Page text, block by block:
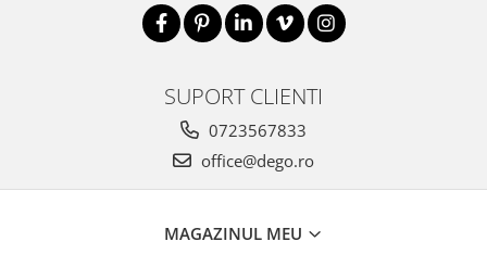
SUPORT CLIENTI
0723567833
office@dego.ro
MAGAZINUL MEU